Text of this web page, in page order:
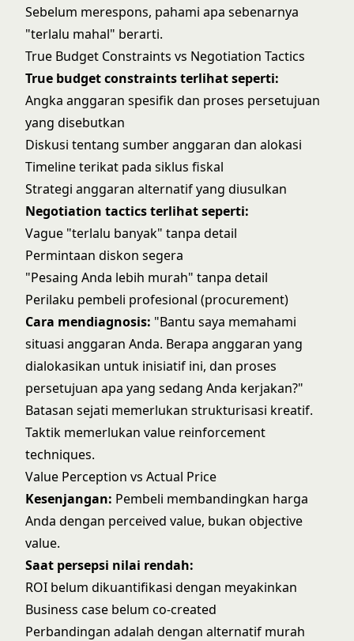
Sebelum merespons, pahami apa sebenarnya
"terlalu mahal" berarti.
True Budget Constraints vs Negotiation Tactics
True budget constraints terlihat seperti:
Angka anggaran spesifik dan proses persetujuan
yang disebutkan
Diskusi tentang sumber anggaran dan alokasi
Timeline terikat pada siklus fiskal
Strategi anggaran alternatif yang diusulkan
Negotiation tactics terlihat seperti:
Vague "terlalu banyak" tanpa detail
Permintaan diskon segera
"Pesaing Anda lebih murah" tanpa detail
Perilaku pembeli profesional (procurement)
Cara mendiagnosis: "Bantu saya memahami
situasi anggaran Anda. Berapa anggaran yang
dialokasikan untuk inisiatif ini, dan proses
persetujuan apa yang sedang Anda kerjakan?"
Batasan sejati memerlukan strukturisasi kreatif.
Taktik memerlukan value reinforcement
techniques.
Value Perception vs Actual Price
Kesenjangan: Pembeli membandingkan harga
Anda dengan perceived value, bukan objective
value.
Saat persepsi nilai rendah:
ROI belum dikuantifikasi dengan meyakinkan
Business case belum co-created
Perbandingan adalah dengan alternatif murah